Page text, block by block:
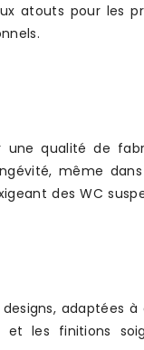
atouts pour les
qualité de
même
des WC
adaptées
les finitions